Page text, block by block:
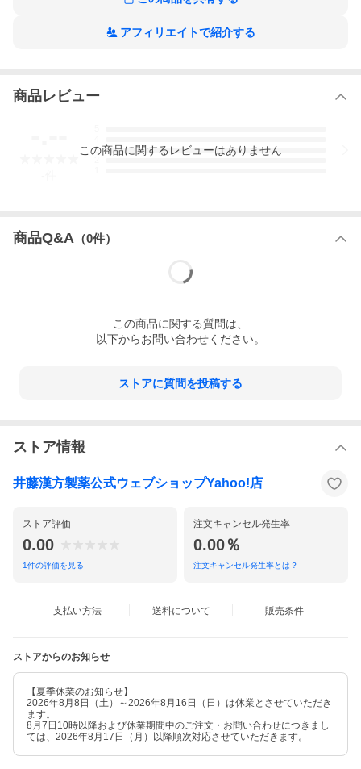
アフィリエイトで紹介する
商品レビュー
3
この商品に関するレビューはありません
商品Q&A （0件）
この商品に関する質問は、
以下からお問い合わせください。
ストアに質問を投稿する
ストア情報
井藤漢方製薬公式ウェブショップYahoo!店
ストア評価
0.00
1件の評価を見る
注文キャンセル発生率
0.00％
注文キャンセル発生率とは？
支払い方法 送料について 販売条件
ストアからのお知らせ
【夏季休業のお知らせ】
2026年8月8日（土）～2026年8月16日（日）は休業とさせていただき
ます。
8月7日10時以降および休業期間中のご注文・お問い合わせにつきまし
ては、2026年8月17日（月）以降順次対応させていただきます。